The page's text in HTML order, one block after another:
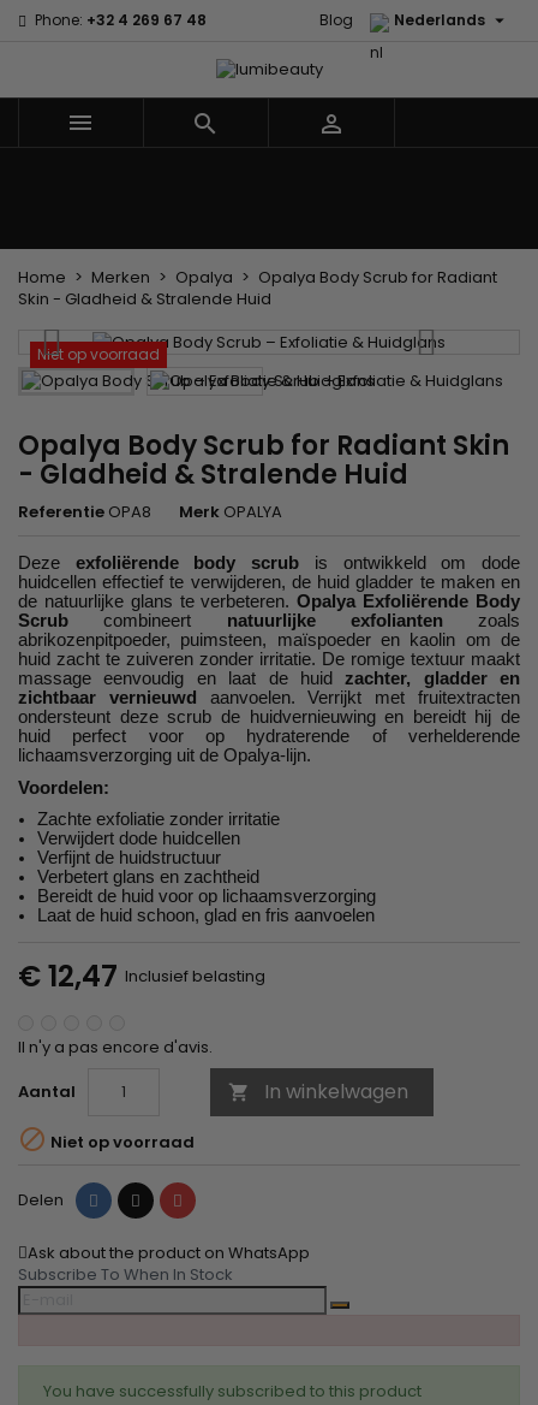
Phone: +32 4 269 67 48 Nederlands 
Blog
  
Home Merken Opalya
Opalya Body Scrub for Radiant
Skin - Gladheid & Stralende Huid
Niet op voorraad
Opalya Body Scrub for Radiant Skin
- Gladheid & Stralende Huid
Referentie OPA8 Merk OPALYA
Deze exfoliërende body scrub is ontwikkeld om dode
huidcellen effectief te verwijderen, de huid gladder te maken en
de natuurlijke glans te verbeteren.Opalya Exfoliërende Body
Scrub combineert natuurlijke exfoliantenzoals
abrikozenpitpoeder, puimsteen, maïspoeder en kaolin om de
huid zacht te zuiveren zonder irritatie. De romige textuur maakt
massage eenvoudig en laat de huidzachter, gladder en
zichtbaar vernieuwd aanvoelen. Verrijkt met fruitextracten
ondersteunt deze scrub de huidvernieuwing en bereidt hij de
huid perfect voor op hydraterende of verhelderende
lichaamsverzorging uit de Opalya-lijn.
Voordelen:
Zachte exfoliatie zonder irritatie
Verwijdert dode huidcellen
Verfijnt de huidstructuur
Verbetert glans en zachtheid
Bereidt de huid voor op lichaamsverzorging
Laat de huid schoon, glad en fris aanvoelen
€ 12,47 Inclusief belasting
Il n'y a pas encore d'avis.
Aantal
 In winkelwagen
 Niet op voorraad
Delen Delen Tweet Pinterest
Ask about the product on WhatsApp
Subscribe To When In Stock
You have successfully subscribed to this product